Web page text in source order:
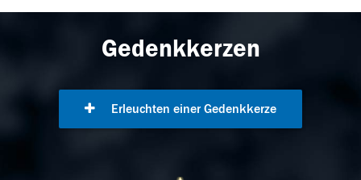
Gedenkkerzen
Erleuchten einer Gedenkkerze